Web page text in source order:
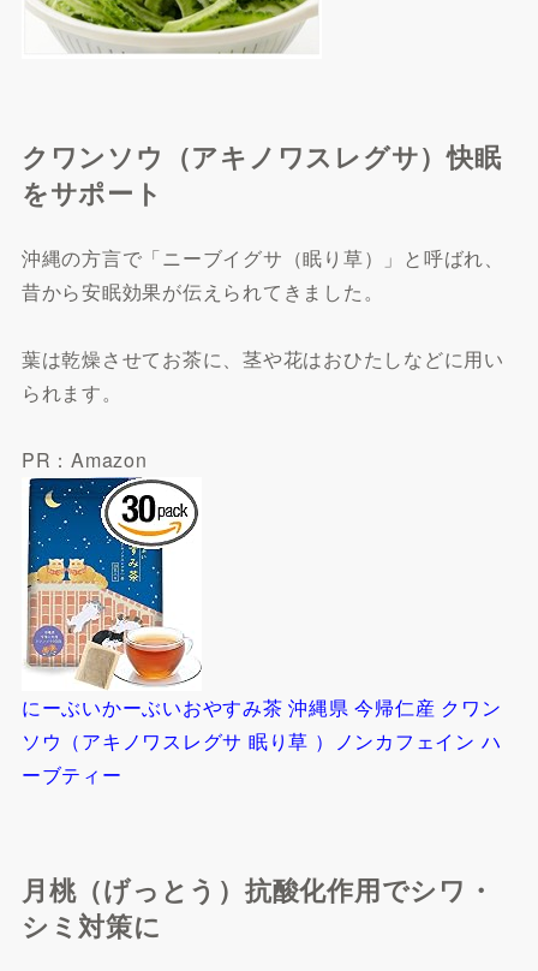
クワンソウ（アキノワスレグサ）快眠
をサポート
沖縄の方言で「ニーブイグサ（眠り草）」と呼ばれ、
昔から安眠効果が伝えられてきました。
葉は乾燥させてお茶に、茎や花はおひたしなどに用い
られます。
PR：Amazon
にーぶいかーぶいおやすみ茶 沖縄県 今帰仁産 クワン
ソウ（アキノワスレグサ 眠り草 ）ノンカフェイン ハ
ーブティー
月桃（げっとう）抗酸化作用でシワ・
シミ対策に